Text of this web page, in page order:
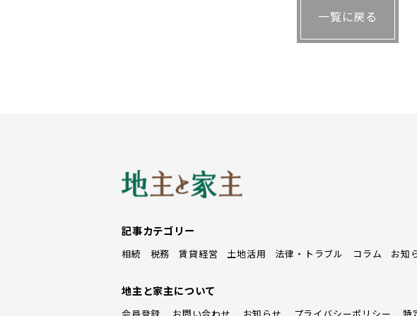
同店のメインターゲットは20～40代の女性。そのた
用しており、女性が安心して通える店舗づくりを行っ
一覧に戻る
記事カテゴリー
相続 税務 賃貸経営 土地活用 法律・トラブル コラム お知
地主と家主について